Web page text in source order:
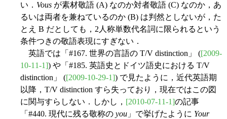
い． Vous が素材敬語 (A) なのか対者敬語 (C) なのか，あ
るいは両者を兼ねているのか (B) は判然としないが，た
とえ B だとしても，2人称単数代名詞に限られるという
条件つきの敬語表現にすぎない．
英語では「#167. 世界の言語の T/V distinction」 ([2009-
10-11-1]) や「#185. 英語史とドイツ語史における T/V
distinction」 ([2009-10-29-1]) で見たように，近代英語期
以降，T/V distinction すら失っており，現在ではこの図
に関与すらしない．しかし， [2010-07-11-1]の記事
「#440. 現代に残る敬称の you 」で挙げたように Your